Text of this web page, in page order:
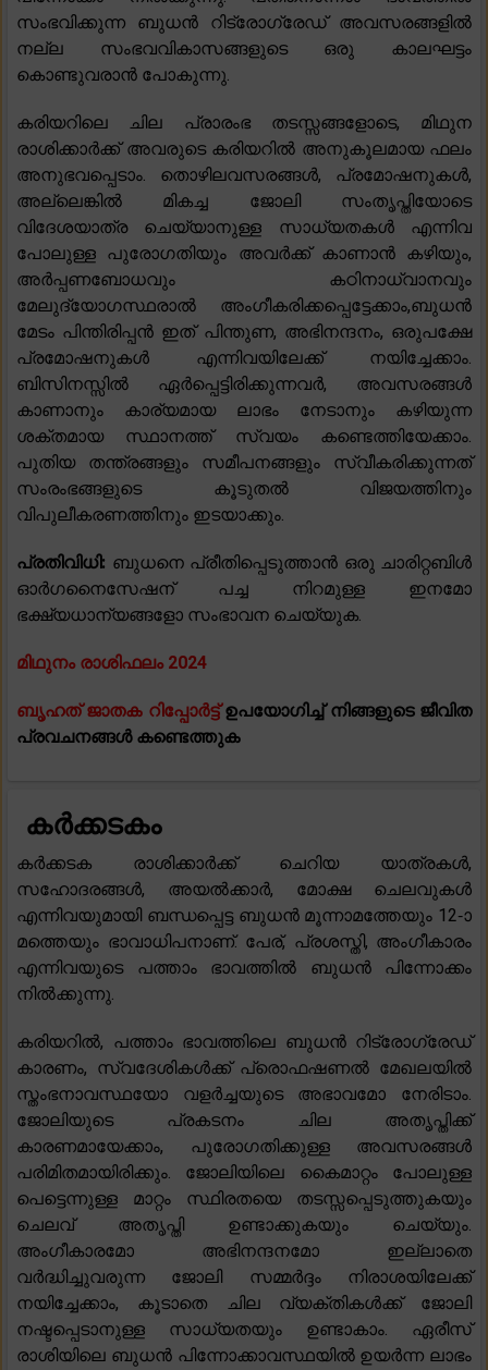
സംഭവിക്കുന്ന ബുധൻ റിട്രോഗ്രേഡ് അവസരങ്ങളിൽ
നല്ല സംഭവവികാസങ്ങളുടെ ഒരു കാലഘട്ടം
കൊണ്ടുവരാൻ പോകുന്നു.
കരിയറിലെ ചില പ്രാരംഭ തടസ്സങ്ങളോടെ, മിഥുന
രാശിക്കാർക്ക് അവരുടെ കരിയറിൽ അനുകൂലമായ ഫലം
അനുഭവപ്പെടാം. തൊഴിലവസരങ്ങൾ, പ്രമോഷനുകൾ,
അല്ലെങ്കിൽ മികച്ച ജോലി സംതൃപ്തിയോടെ
വിദേശയാത്ര ചെയ്യാനുള്ള സാധ്യതകൾ എന്നിവ
പോലുള്ള പുരോഗതിയും അവർക്ക് കാണാൻ കഴിയും,
അർപ്പണബോധവും കഠിനാധ്വാനവും
മേലുദ്യോഗസ്ഥരാൽ അംഗീകരിക്കപ്പെട്ടേക്കാം,ബുധൻ
മേടം പിന്തിരിപ്പൻ ഇത് പിന്തുണ, അഭിനന്ദനം, ഒരുപക്ഷേ
പ്രമോഷനുകൾ എന്നിവയിലേക്ക് നയിച്ചേക്കാം.
ബിസിനസ്സിൽ ഏർപ്പെട്ടിരിക്കുന്നവർ, അവസരങ്ങൾ
കാണാനും കാര്യമായ ലാഭം നേടാനും കഴിയുന്ന
ശക്തമായ സ്ഥാനത്ത് സ്വയം കണ്ടെത്തിയേക്കാം.
പുതിയ തന്ത്രങ്ങളും സമീപനങ്ങളും സ്വീകരിക്കുന്നത്
സംരംഭങ്ങളുടെ കൂടുതൽ വിജയത്തിനും
വിപുലീകരണത്തിനും ഇടയാക്കും.
പ്രതിവിധി: ബുധനെ പ്രീതിപ്പെടുത്താൻ ഒരു ചാരിറ്റബിൾ
ഓർഗനൈസേഷന് പച്ച നിറമുള്ള ഇനമോ
ഭക്ഷ്യധാന്യങ്ങളോ സംഭാവന ചെയ്യുക.
മിഥുനം രാശിഫലം 2024
ബൃഹത് ജാതക റിപ്പോർട്ട്ഉപയോഗിച്ച് നിങ്ങളുടെ ജീവിത
പ്രവചനങ്ങൾ കണ്ടെത്തുക
കർക്കടകം
കർക്കടക രാശിക്കാർക്ക് ചെറിയ യാത്രകൾ,
സഹോദരങ്ങൾ, അയൽക്കാർ, മോക്ഷ ചെലവുകൾ
എന്നിവയുമായി ബന്ധപ്പെട്ട ബുധൻ മൂന്നാമത്തേയും 12-ാ
മത്തെയും ഭാവാധിപനാണ്. പേര്, പ്രശസ്തി, അംഗീകാരം
എന്നിവയുടെ പത്താം ഭാവത്തിൽ ബുധൻ പിന്നോക്കം
നിൽക്കുന്നു.
കരിയറിൽ, പത്താം ഭാവത്തിലെ ബുധൻ റിട്രോഗ്രേഡ്
കാരണം, സ്വദേശികൾക്ക് പ്രൊഫഷണൽ മേഖലയിൽ
സ്തംഭനാവസ്ഥയോ വളർച്ചയുടെ അഭാവമോ നേരിടാം.
ജോലിയുടെ പ്രകടനം ചില അതൃപ്തിക്ക്
കാരണമായേക്കാം, പുരോഗതിക്കുള്ള അവസരങ്ങൾ
പരിമിതമായിരിക്കും. ജോലിയിലെ കൈമാറ്റം പോലുള്ള
പെട്ടെന്നുള്ള മാറ്റം സ്ഥിരതയെ തടസ്സപ്പെടുത്തുകയും
ചെലവ് അതൃപ്തി ഉണ്ടാക്കുകയും ചെയ്യും.
അംഗീകാരമോ അഭിനന്ദനമോ ഇല്ലാതെ
വർദ്ധിച്ചുവരുന്ന ജോലി സമ്മർദ്ദം നിരാശയിലേക്ക്
നയിച്ചേക്കാം, കൂടാതെ ചില വ്യക്തികൾക്ക് ജോലി
നഷ്ടപ്പെടാനുള്ള സാധ്യതയും ഉണ്ടാകാം. ഏരീസ്
രാശിയിലെ ബുധൻ പിന്നോക്കാവസ്ഥയിൽ ഉയർന്ന ലാഭം